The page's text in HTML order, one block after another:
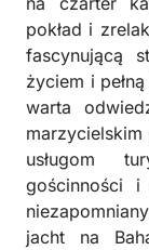
pokład i
fascynującą
życiem i
warta
usługom
gościnności
jacht na